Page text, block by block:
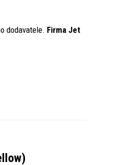
dodavatele. Firma Jet